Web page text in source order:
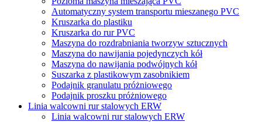
Automatyczny system transportu mieszanego PVC
Kruszarka do plastiku
Kruszarka do rur PVC
Maszyna do rozdrabniania tworzyw sztucznych
Maszyna do nawijania pojedynczych kół
Maszyna do nawijania podwójnych kół
Suszarka z plastikowym zasobnikiem
Podajnik granulatu próżniowego
Podajnik proszku próżniowego
Linia walcowni rur stalowych ERW
Linia walcowni rur stalowych ERW